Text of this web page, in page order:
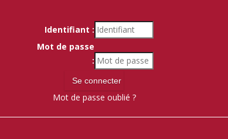
Identifiant :
Mot de passe
:
Mot de passe oublié ?